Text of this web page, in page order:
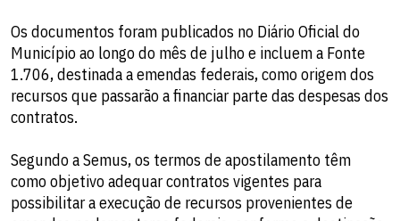
Os documentos foram publicados no Diário Oficial do
Município ao longo do mês de julho e incluem a Fonte
1.706, destinada a emendas federais, como origem dos
recursos que passarão a financiar parte das despesas dos
contratos.
Segundo a Semus, os termos de apostilamento têm
como objetivo adequar contratos vigentes para
possibilitar a execução de recursos provenientes de